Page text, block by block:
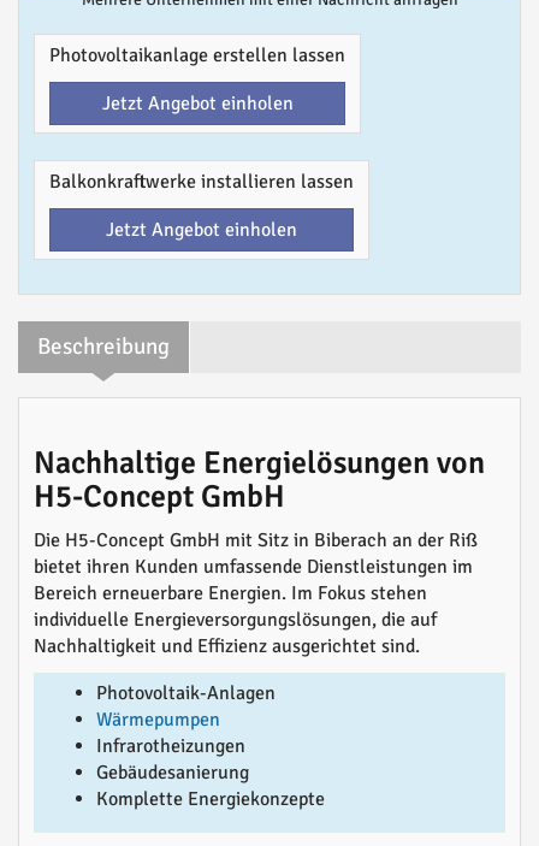
Photovoltaikanlage erstellen lassen
Jetzt Angebot einholen
Balkonkraftwerke installieren lassen
Jetzt Angebot einholen
Beschreibung
Nachhaltige Energielösungen von
H5-Concept GmbH
Die H5-Concept GmbH mit Sitz in Biberach an der Riß
bietet ihren Kunden umfassende Dienstleistungen im
Bereich erneuerbare Energien. Im Fokus stehen
individuelle Energieversorgungslösungen, die auf
Nachhaltigkeit und Effizienz ausgerichtet sind.
Photovoltaik-Anlagen
Wärmepumpen
Infrarotheizungen
Gebäudesanierung
Komplette Energiekonzepte